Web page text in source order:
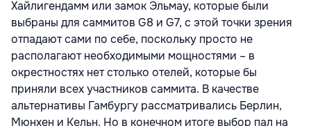
Хайлигендамм или замок Эльмау, которые были
выбраны для саммитов G8 и G7, с этой точки зрения
отпадают сами по себе, поскольку просто не
располагают необходимыми мощностями – в
окрестностях нет столько отелей, которые бы
приняли всех участников саммита. В качестве
альтернативы Гамбургу рассматривались Берлин,
Мюнхен и Кельн. Но в конечном итоге выбор пал на